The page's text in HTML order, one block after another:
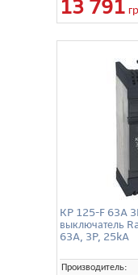
13 791
KP 125-F 63A
выключатель
63A, 3P, 25kA
Производитель: